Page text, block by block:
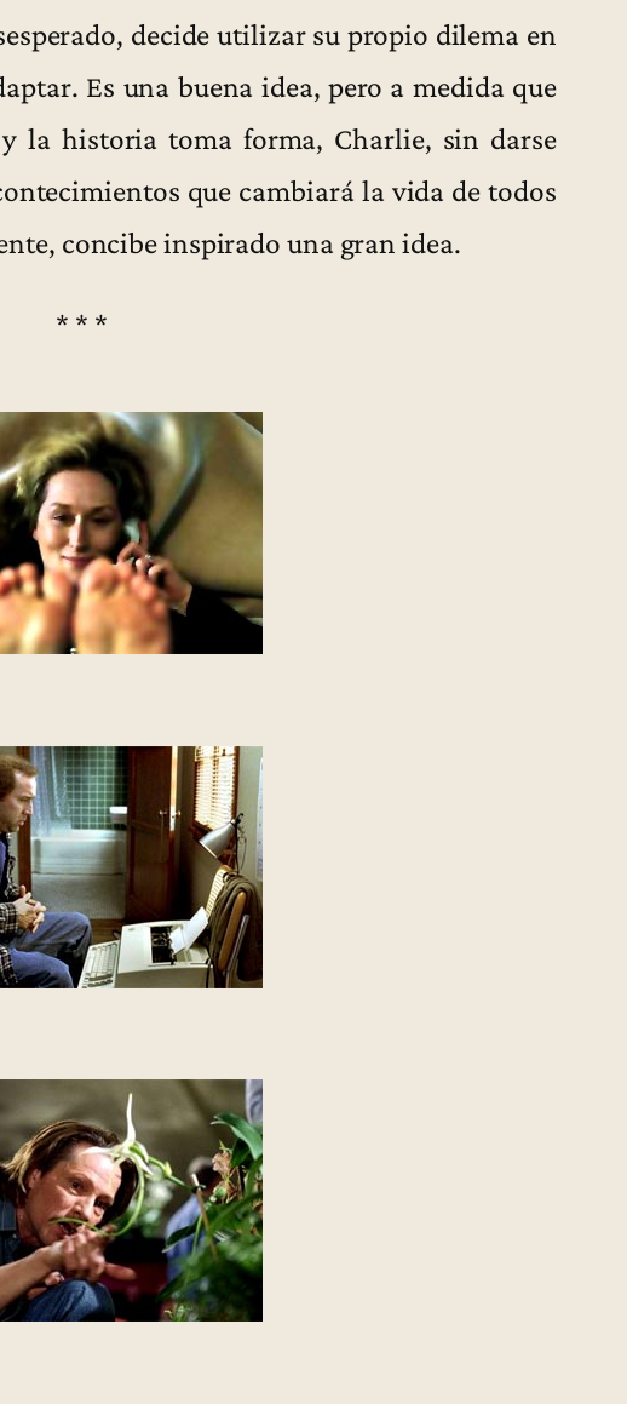
decide utilizar su propio dilema en
Es una buena idea, pero a medida que
la historia toma forma, Charlie, sin darse
que cambiará la vida de todos
concibe inspirado una gran idea.
* * *